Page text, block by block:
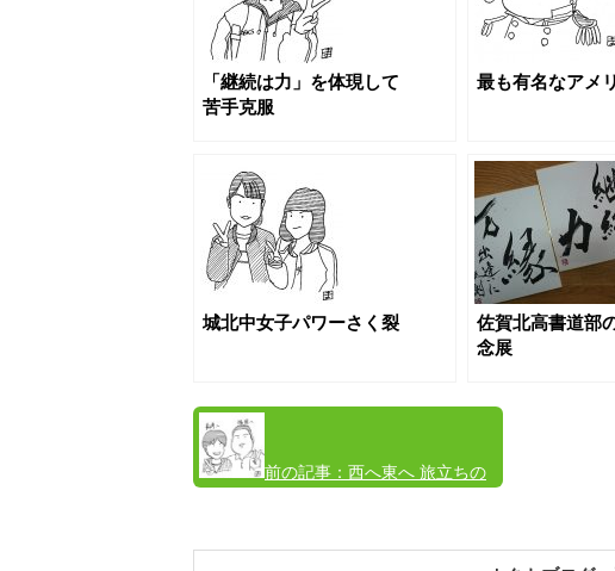
「継続は力」を体現して
苦手克服
最も有名なアメ
城北中女子パワーさく裂
佐賀北高書道部
念展
前の記事： 西へ東へ 旅立ちの